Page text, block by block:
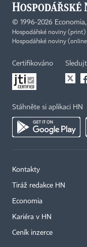
© 1996-2026 Economia,
Hospodářské noviny
Hospodářské noviny
Certifikováno
Stáhněte si aplikaci HN
Kontakty
Tiráž redakce HN
Economia
Kariéra v HN
Ceník inzerce